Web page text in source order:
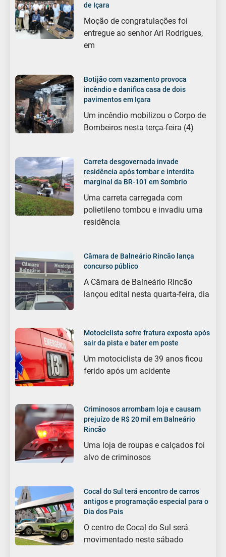
de Içara
Moção de congratulações foi
entregue ao senhor Ari Rodrigues,
em
Botijão com vazamento provoca
incêndio e danifica casa de dois
pavimentos em Içara
Um incêndio mobilizou o Corpo de
Bombeiros nesta terça-feira (4)
Carreta desgovernada invade
residência após tombar e interdita
marginal da BR-101 em Sombrio
Uma carreta carregada com
polietileno tombou e invadiu uma
residência
Câmara de Balneário Rincão lança
concurso público
A Câmara de Balneário Rincão
lançou edital nesta quarta-feira, dia
Motociclista sofre fratura exposta após
sair da pista e bater em poste
Um motociclista de 39 anos ficou
ferido após um acidente
Criminosos arrombam loja e causam
prejuízo de R$ 20 mil em Balneário
Rincão
Uma loja de roupas e calçados foi
alvo de criminosos
Cocal do Sul terá encontro de carros
antigos e programação especial para o
Dia dos Pais
O centro de Cocal do Sul será
movimentado neste sábado